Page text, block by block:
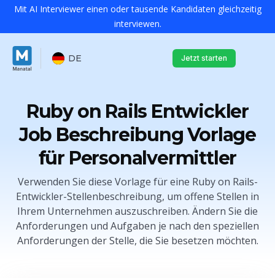
Mit AI Interviewer einen oder tausende Kandidaten gleichzeitig
interviewen.
DE Jetzt starten
Ruby on Rails Entwickler
Job Beschreibung Vorlage
für Personalvermittler
Verwenden Sie diese Vorlage für eine Ruby on Rails-
Entwickler-Stellenbeschreibung, um offene Stellen in
Ihrem Unternehmen auszuschreiben. Ändern Sie die
Anforderungen und Aufgaben je nach den speziellen
Anforderungen der Stelle, die Sie besetzen möchten.